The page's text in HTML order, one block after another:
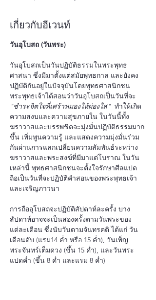
เกี่ยวกับอีเวนท์
วันอุโบสถ (วันพระ)
วันอุโบสถเป็นวันปฏิบัติธรรมในพระพุทธ
ศาสนา ซึ่งมีมาตั้งแต่สมัยพุทธกาล และยังคง
ปฏิบัติกันอยู่ในปัจจุบันโดยพุทธศาสนิกชน
พระพุทธเจ้าได้สอนว่าวันอุโบสถเป็นวันที่จะ
"ชำระจิตใจที่เศร้าหมองให้ผ่องใส" ทำให้เกิด
ความสงบและความสุขภายใน ในวันนี้ทั้ง
ฆราวาสและบรรพชิตจะมุ่งมั่นปฏิบัติธรรมมาก
ขึ้น เพิ่มพูนความรู้ และแสดงความมุ่งมั่นร่วม
กันผ่านการแลกเปลี่ยนความสัมพันธ์ระหว่าง
ฆราวาสและพระสงฆ์ที่มีมาแต่โบราณ ในวัน
เหล่านี้ พุทธศาสนิกชนจะตั้งใจรักษาศีลแปด
ถือเป็นวันที่จะปฏิบัติคำสอนของพระพุทธเจ้า
และเจริญภาวนา
การถืออุโบสถจะปฏิบัติสัปดาห์ละครั้ง บาง
สัปดาห์อาจจะเป็นสองครั้งตามวันพระของ
แต่ละเดือน ซึ่งนับวันตามจันทรคติ ได้แก่ วัน
เดือนดับ (แรม14 ค่ำ หรือ 15 ค่ำ), วันเพ็ญ
พระจันทร์เต็มดวง (ขึ้น 15 ค่ำ), และวันพระ
แปดค่ำ (ขึ้น 8 ค่ำ และแรม 8 ค่ำ)